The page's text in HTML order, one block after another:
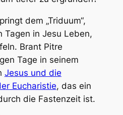
dem „Triduum“,
Tagen in Jesu Leben,
Brant Pitre
Tage in seinem
Jesus und die
Eucharistie, das ein
die Fastenzeit ist.